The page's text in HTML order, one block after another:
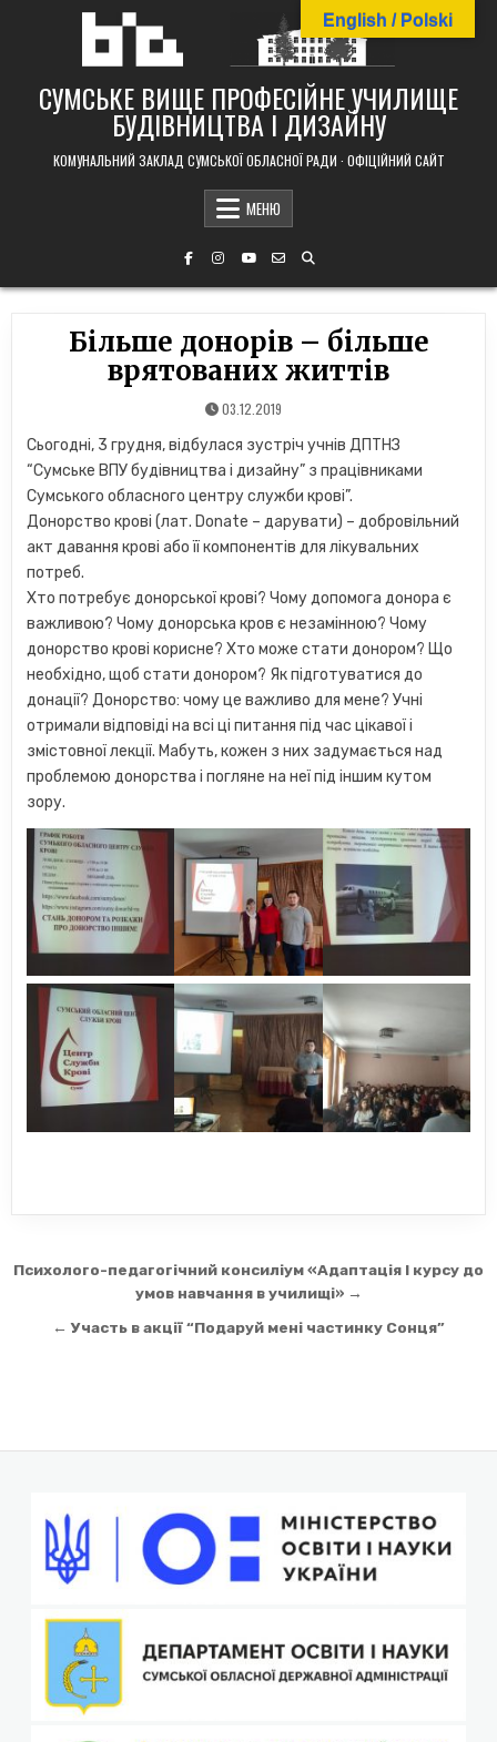
СУМСЬКЕ ВИЩЕ ПРОФЕСІЙНЕ УЧИЛИЩЕ
БУДІВНИЦТВА І ДИЗАЙНУ
КОМУНАЛЬНИЙ ЗАКЛАД СУМСЬКОЇ ОБЛАСНОЇ РАДИ · ОФІЦІЙНИЙ САЙТ
МЕНЮ
Більше донорів – більше
врятованих життів
03.12.2019
Сьогодні, 3 грудня, відбулася зустріч учнів ДПТНЗ
“Сумське ВПУ будівництва і дизайну” з працівниками
Сумського обласного центру служби крові”.
Донорство крові (лат. Donate – дарувати) – добровільний
акт давання крові або її компонентів для лікувальних
потреб.
Хто потребує донорської крові? Чому допомога донора є
важливою? Чому донорська кров є незамінною? Чому
донорство крові корисне? Хто може стати донором? Що
необхідно, щоб стати донором? Як підготуватися до
донації? Донорство: чому це важливо для мене? Учні
отримали відповіді на всі ці питання під час цікавої і
змістовної лекції. Мабуть, кожен з них задумається над
проблемою донорства і погляне на неї під іншим кутом
зору.
Навігація
Психолого-педагогічний консиліум «Адаптація І курсу до
умов навчання в училищі» →
← Участь в акції “Подаруй мені частинку Сонця”
English / Polski